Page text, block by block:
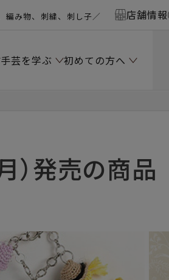
編み物、刺繍、刺し子／ 店舗情報
手芸を学ぶ 初めての方へ
）発売の商品